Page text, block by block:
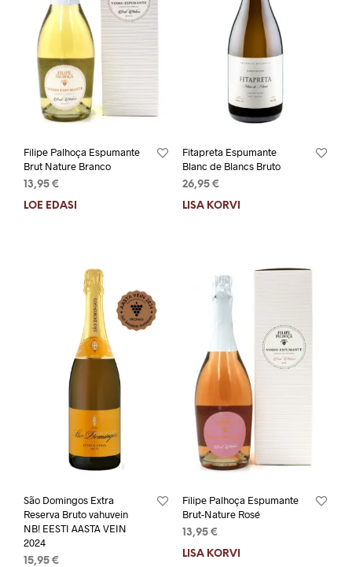
Filipe Palhoça Espumante
Brut Nature Branco
13,95 €
LOE EDASI
Fitapreta Espumante
Blanc de Blancs Bruto
26,95 €
LISA KORVI
São Domingos Extra
Reserva Bruto vahuvein
NB! EESTI AASTA VEIN
2024
15,95 €
Filipe Palhoça Espumante
Brut-Nature Rosé
13,95 €
LISA KORVI